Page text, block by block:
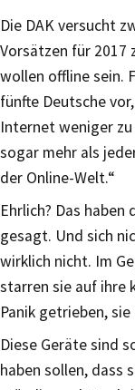
Die DAK versucht
Vorsätzen für 2017
wollen offline sein.
fünfte Deutsche
Internet weniger
sogar mehr als
der Online-Welt.“
Ehrlich? Das
gesagt. Und sich
wirklich nicht. Im
starren sie auf ihre
Panik getrieben,
Diese Geräte sind
haben sollen, dass